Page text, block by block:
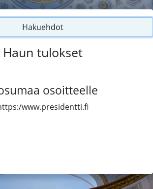
Hakuehdot
Haun tulokset
osoitteelle
www.presidentti.fi